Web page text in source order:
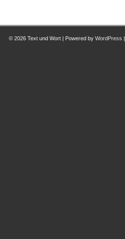
© 2026 Text und Wort | Powered by WordPress